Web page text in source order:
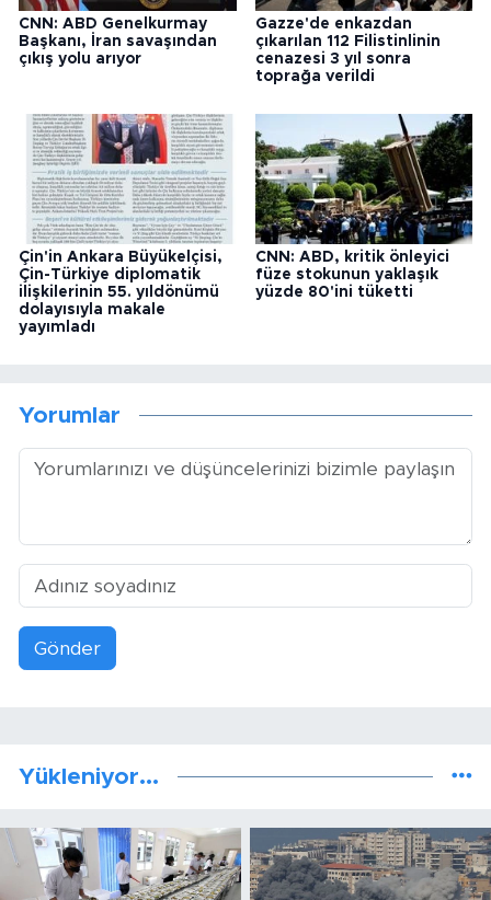
CNN: ABD Genelkurmay
Başkanı, İran savaşından
çıkış yolu arıyor
Gazze'de enkazdan
çıkarılan 112 Filistinlinin
cenazesi 3 yıl sonra
toprağa verildi
Çin'in Ankara Büyükelçisi,
Çin-Türkiye diplomatik
ilişkilerinin 55. yıldönümü
dolayısıyla makale
yayımladı
CNN: ABD, kritik önleyici
füze stokunun yaklaşık
yüzde 80'ini tüketti
Yorumlar
Gönder
Yükleniyor...